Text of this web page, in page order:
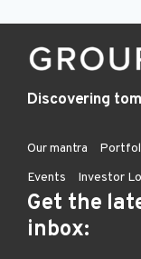
Discovering
Our mantra
Events
Investor
Get the
inbox: